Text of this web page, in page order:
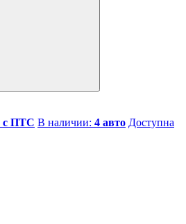
с ПТС В наличии: 4 авто Доступна